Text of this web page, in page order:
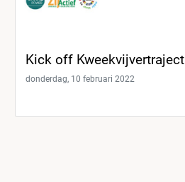
Kick off Kweekvijvertraject
donderdag, 10 februari 2022